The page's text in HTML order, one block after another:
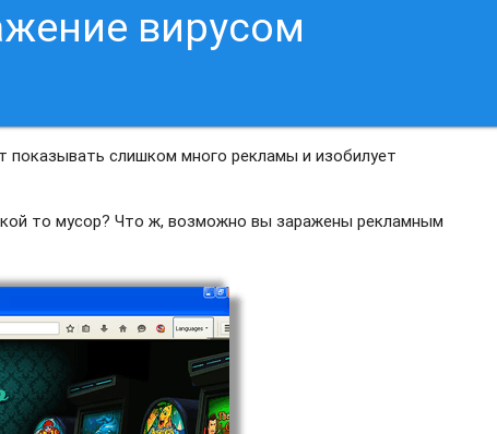
вирусом
слишком много рекламы и изобилует
то мусор? Что ж, возможно вы заражены рекламным